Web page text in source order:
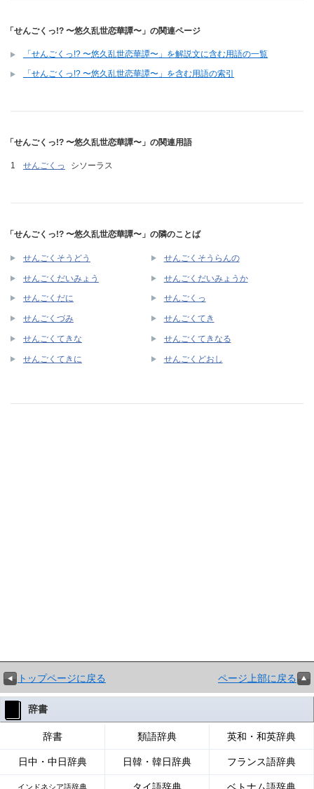
「せんごくっ!? 〜悠久乱世恋華譚〜」の関連ページ
「せんごくっ!? 〜悠久乱世恋華譚〜」を解説文に含む用語の一覧
「せんごくっ!? 〜悠久乱世恋華譚〜」を含む用語の索引
「せんごくっ!? 〜悠久乱世恋華譚〜」の関連用語
せんごくっ シソーラス
「せんごくっ!? 〜悠久乱世恋華譚〜」の隣のことば
せんごくそうどう せんごくそうらんの
せんごくだいみょう せんごくだいみょうか
せんごくだに せんごくっ
せんごくづみ せんごくてき
せんごくてきな せんごくてきなる
せんごくてきに せんごくどおし
トップページに戻る ページ上部に戻る
辞書
辞書 類語辞典 英和・和英辞典
日中・中日辞典 日韓・韓日辞典 フランス語辞典
インドネシア語辞典